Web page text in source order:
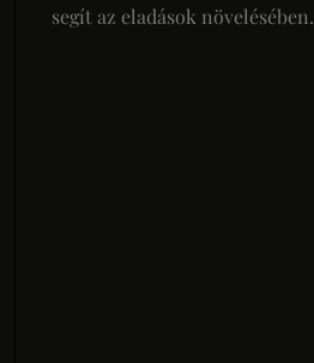
segít az eladások növelésében.